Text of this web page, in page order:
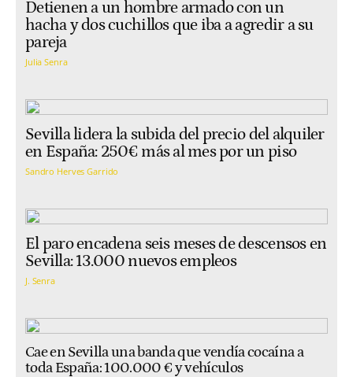
Detienen a un hombre armado con un
hacha y dos cuchillos que iba a agredir a su
pareja
Julia Senra
Sevilla lidera la subida del precio del alquiler
en España: 250€ más al mes por un piso
Sandro Herves Garrido
El paro encadena seis meses de descensos en
Sevilla: 13.000 nuevos empleos
J. Senra
Cae en Sevilla una banda que vendía cocaína a
toda España: 100.000 € y vehículos